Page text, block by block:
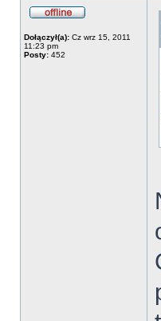
Dołączył(a): Cz wrz 15, 2011
11:23 pm
Posty: 452